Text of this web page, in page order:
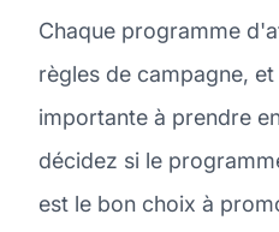
Chaque programme
règles de campagne,
importante à prendre
décidez si le
est le bon choix à